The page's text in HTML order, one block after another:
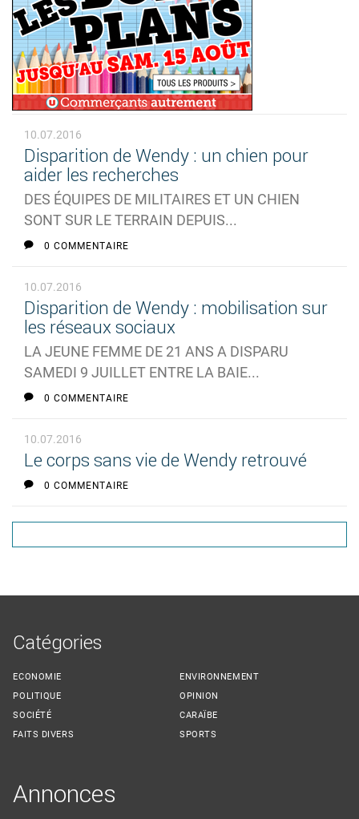
10.07.2016
Disparition de Wendy : un chien pour
aider les recherches
DES ÉQUIPES DE MILITAIRES ET UN CHIEN
SONT SUR LE TERRAIN DEPUIS...
0 COMMENTAIRE
10.07.2016
Disparition de Wendy : mobilisation sur
les réseaux sociaux
LA JEUNE FEMME DE 21 ANS A DISPARU
SAMEDI 9 JUILLET ENTRE LA BAIE...
0 COMMENTAIRE
10.07.2016
Le corps sans vie de Wendy retrouvé
0 COMMENTAIRE
Catégories
ECONOMIE
POLITIQUE
SOCIÉTÉ
FAITS DIVERS
ENVIRONNEMENT
OPINION
CARAÏBE
SPORTS
Annonces